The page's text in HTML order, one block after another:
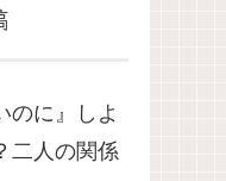
のに』しよ
二人の関係